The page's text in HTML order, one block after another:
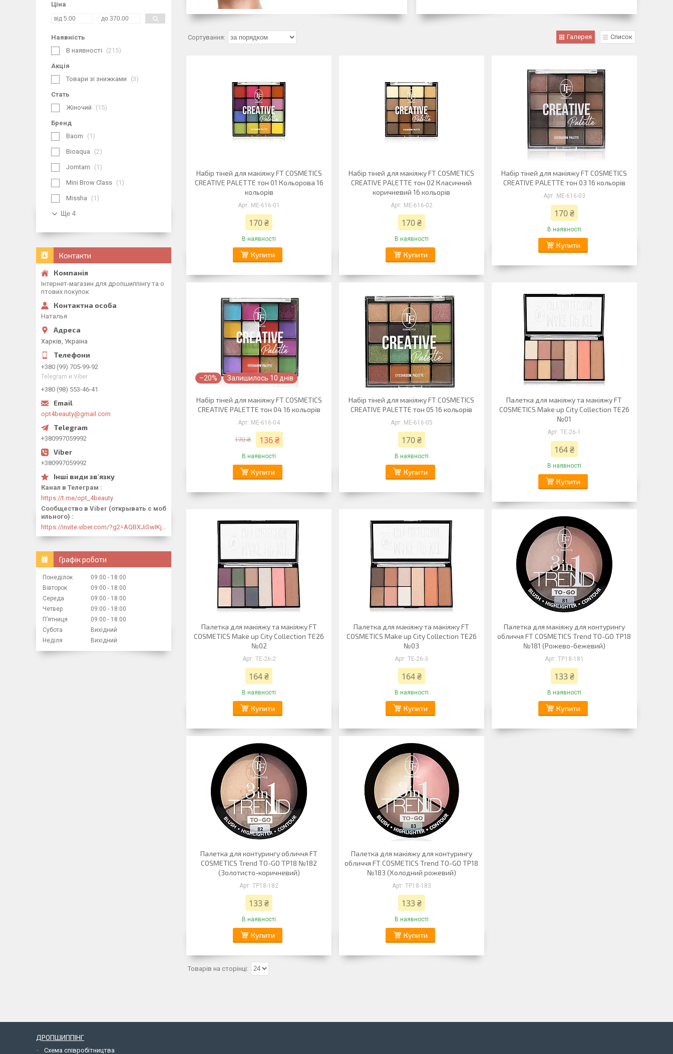
Галерея Список
Набір тіней для макіяжу FT COSMETICS
CREATIVE PALETTE тон 01 Кольорова 16
кольорів
ME-616-01
170 ₴
В наявності
Купити
Набір тіней для макіяжу FT COSMETICS
CREATIVE PALETTE тон 02 Класичний
коричневий 16 кольорів
ME-616-02
170 ₴
В наявності
Купити
Набір тіней для макіяжу FT COSMETICS
CREATIVE PALETTE тон 03 16 кольорів
ME-616-03
170 ₴
В наявності
Купити
–20% Залишилось 10 днів
Набір тіней для макіяжу FT COSMETICS
CREATIVE PALETTE тон 04 16 кольорів
ME-616-04
170 ₴ 136 ₴
В наявності
Купити
Набір тіней для макіяжу FT COSMETICS
CREATIVE PALETTE тон 05 16 кольорів
ME-616-05
170 ₴
В наявності
Купити
Палетка для макіяжу та макіяжу FT
COSMETICS Make up City Collection TE26
№01
TE-26-1
164 ₴
В наявності
Купити
Палетка для макіяжу та макіяжу FT
COSMETICS Make up City Collection TE26
№02
TE-26-2
164 ₴
В наявності
Купити
Палетка для макіяжу та макіяжу FT
COSMETICS Make up City Collection TE26
№03
TE-26-3
164 ₴
В наявності
Купити
Палетка для макіяжу для контурингу
обличчя FT COSMETICS Trend TO-GO TP18
№181 (Рожево-бежевий)
TP18-181
133 ₴
В наявності
Купити
Палетка для контурингу обличчя FT
COSMETICS Trend TO-GO TP18 №182
(Золотисто-коричневий)
TP18-182
133 ₴
В наявності
Купити
Палетка для макіяжу для контурингу
обличчя FT COSMETICS Trend TO-GO TP18
№183 (Холодний рожевий)
TP18-183
133 ₴
В наявності
Купити
Ціна
Наявність
В наявності
215
Акція
Товари зі знижками
3
Стать
Жіночий
15
Бренд
Baom
1
Bioaqua 2
Jomtam 1
Mini Brow Class 1
Missha 1
Ще 4
Контакти
Інтернет-магазин для дропшиппінгу та о
птових покупок
Наталья
Харків, Україна
+380 (99) 705-99-92
Telegram и Viber
+380 (98) 553-46-41
opt4beauty@gmail.com
+380997059992
+380997059992
Канал в Телеграм
https://t.me/opt_4beauty
Сообщество в Viber (открывать с моб
ильного)
Графік роботи
Понеділок 09:00
18:00
Вівторок
09:00
18:00
Середа
09:00
18:00
Четвер
09:00
18:00
Пʼятниця
09:00
18:00
Субота
Вихідний
Неділя
Вихідний
ДРОПШИППІНГ
Схема співробітництва